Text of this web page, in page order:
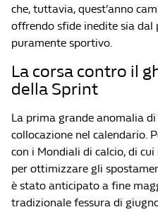
che, tuttavia, quest’anno
offrendo sfide inedite sia
puramente sportivo.
La corsa contro il
della Sprint
La prima grande anomalia
collocazione nel calendario.
con i Mondiali di calcio, di
per ottimizzare gli
è stato anticipato a fine
tradizionale fessura di